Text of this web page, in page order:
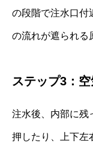
の段階で注水口付
の流れが遮られる
ステップ3：
注水後、内部に残
押したり、上下左